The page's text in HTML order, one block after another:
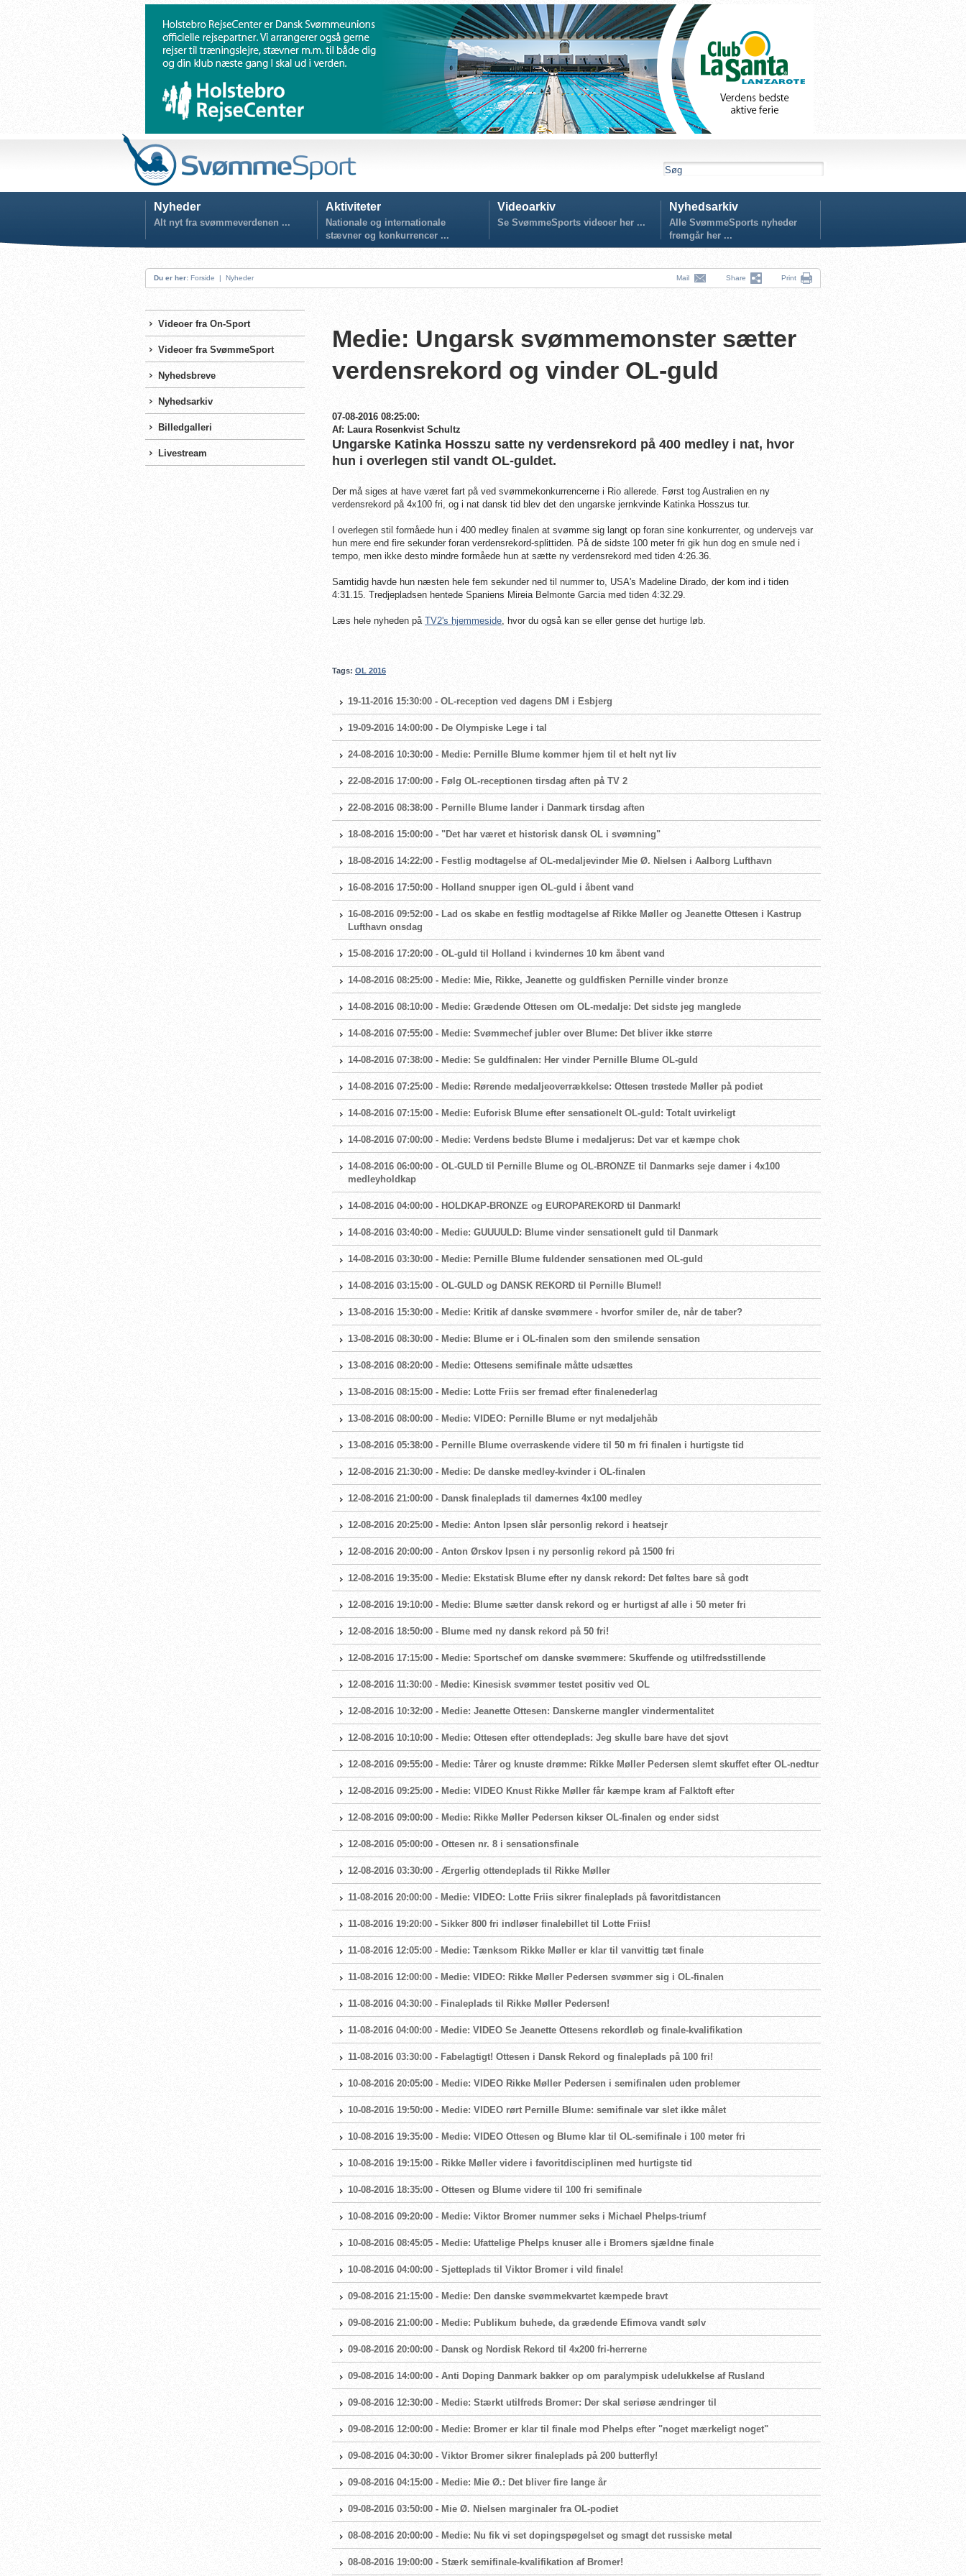
Nyheder
Alt nyt fra svømmeverdenen ...
Aktiviteter
Nationale og internationale
stævner og konkurrencer ...
Videoarkiv
Se SvømmeSports videoer her ...
Nyhedsarkiv
Alle SvømmeSports nyheder
fremgår her ...
Du er her: Forside | Nyheder Mail Share Print
Videoer fra On-Sport
Videoer fra SvømmeSport
Nyhedsbreve
Nyhedsarkiv
Billedgalleri
Livestream
Medie: Ungarsk svømmemonster sætter
verdensrekord og vinder OL-guld
07-08-2016 08:25:00:
Af: Laura Rosenkvist Schultz
Ungarske Katinka Hosszu satte ny verdensrekord på 400 medley i nat, hvor
hun i overlegen stil vandt OL-guldet.
Der må siges at have været fart på ved svømmekonkurrencerne i Rio allerede. Først tog Australien en ny
verdensrekord på 4x100 fri, og i nat dansk tid blev det den ungarske jernkvinde Katinka Hosszus tur.
I overlegen stil formåede hun i 400 medley finalen at svømme sig langt op foran sine konkurrenter, og undervejs var
hun mere end fire sekunder foran verdensrekord-splittiden. På de sidste 100 meter fri gik hun dog en smule ned i
tempo, men ikke desto mindre formåede hun at sætte ny verdensrekord med tiden 4:26.36.
Samtidig havde hun næsten hele fem sekunder ned til nummer to, USA's Madeline Dirado, der kom ind i tiden
4:31.15. Tredjepladsen hentede Spaniens Mireia Belmonte Garcia med tiden 4:32.29.
Læs hele nyheden på TV2's hjemmeside, hvor du også kan se eller gense det hurtige løb.
Tags: OL 2016
19-11-2016 15:30:00 - OL-reception ved dagens DM i Esbjerg
19-09-2016 14:00:00 - De Olympiske Lege i tal
24-08-2016 10:30:00 - Medie: Pernille Blume kommer hjem til et helt nyt liv
22-08-2016 17:00:00 - Følg OL-receptionen tirsdag aften på TV 2
22-08-2016 08:38:00 - Pernille Blume lander i Danmark tirsdag aften
18-08-2016 15:00:00 - "Det har været et historisk dansk OL i svømning"
18-08-2016 14:22:00 - Festlig modtagelse af OL-medaljevinder Mie Ø. Nielsen i Aalborg Lufthavn
16-08-2016 17:50:00 - Holland snupper igen OL-guld i åbent vand
16-08-2016 09:52:00 - Lad os skabe en festlig modtagelse af Rikke Møller og Jeanette Ottesen i Kastrup
Lufthavn onsdag
15-08-2016 17:20:00 - OL-guld til Holland i kvindernes 10 km åbent vand
14-08-2016 08:25:00 - Medie: Mie, Rikke, Jeanette og guldfisken Pernille vinder bronze
14-08-2016 08:10:00 - Medie: Grædende Ottesen om OL-medalje: Det sidste jeg manglede
14-08-2016 07:55:00 - Medie: Svømmechef jubler over Blume: Det bliver ikke større
14-08-2016 07:38:00 - Medie: Se guldfinalen: Her vinder Pernille Blume OL-guld
14-08-2016 07:25:00 - Medie: Rørende medaljeoverrækkelse: Ottesen trøstede Møller på podiet
14-08-2016 07:15:00 - Medie: Euforisk Blume efter sensationelt OL-guld: Totalt uvirkeligt
14-08-2016 07:00:00 - Medie: Verdens bedste Blume i medaljerus: Det var et kæmpe chok
14-08-2016 06:00:00 - OL-GULD til Pernille Blume og OL-BRONZE til Danmarks seje damer i 4x100
medleyholdkap
14-08-2016 04:00:00 - HOLDKAP-BRONZE og EUROPAREKORD til Danmark!
14-08-2016 03:40:00 - Medie: GUUUULD: Blume vinder sensationelt guld til Danmark
14-08-2016 03:30:00 - Medie: Pernille Blume fuldender sensationen med OL-guld
14-08-2016 03:15:00 - OL-GULD og DANSK REKORD til Pernille Blume!!
13-08-2016 15:30:00 - Medie: Kritik af danske svømmere - hvorfor smiler de, når de taber?
13-08-2016 08:30:00 - Medie: Blume er i OL-finalen som den smilende sensation
13-08-2016 08:20:00 - Medie: Ottesens semifinale måtte udsættes
13-08-2016 08:15:00 - Medie: Lotte Friis ser fremad efter finalenederlag
13-08-2016 08:00:00 - Medie: VIDEO: Pernille Blume er nyt medaljehåb
13-08-2016 05:38:00 - Pernille Blume overraskende videre til 50 m fri finalen i hurtigste tid
12-08-2016 21:30:00 - Medie: De danske medley-kvinder i OL-finalen
12-08-2016 21:00:00 - Dansk finaleplads til damernes 4x100 medley
12-08-2016 20:25:00 - Medie: Anton Ipsen slår personlig rekord i heatsejr
12-08-2016 20:00:00 - Anton Ørskov Ipsen i ny personlig rekord på 1500 fri
12-08-2016 19:35:00 - Medie: Ekstatisk Blume efter ny dansk rekord: Det føltes bare så godt
12-08-2016 19:10:00 - Medie: Blume sætter dansk rekord og er hurtigst af alle i 50 meter fri
12-08-2016 18:50:00 - Blume med ny dansk rekord på 50 fri!
12-08-2016 17:15:00 - Medie: Sportschef om danske svømmere: Skuffende og utilfredsstillende
12-08-2016 11:30:00 - Medie: Kinesisk svømmer testet positiv ved OL
12-08-2016 10:32:00 - Medie: Jeanette Ottesen: Danskerne mangler vindermentalitet
12-08-2016 10:10:00 - Medie: Ottesen efter ottendeplads: Jeg skulle bare have det sjovt
12-08-2016 09:55:00 - Medie: Tårer og knuste drømme: Rikke Møller Pedersen slemt skuffet efter OL-nedtur
12-08-2016 09:25:00 - Medie: VIDEO Knust Rikke Møller får kæmpe kram af Falktoft efter
12-08-2016 09:00:00 - Medie: Rikke Møller Pedersen kikser OL-finalen og ender sidst
12-08-2016 05:00:00 - Ottesen nr. 8 i sensationsfinale
12-08-2016 03:30:00 - Ærgerlig ottendeplads til Rikke Møller
11-08-2016 20:00:00 - Medie: VIDEO: Lotte Friis sikrer finaleplads på favoritdistancen
11-08-2016 19:20:00 - Sikker 800 fri indløser finalebillet til Lotte Friis!
11-08-2016 12:05:00 - Medie: Tænksom Rikke Møller er klar til vanvittig tæt finale
11-08-2016 12:00:00 - Medie: VIDEO: Rikke Møller Pedersen svømmer sig i OL-finalen
11-08-2016 04:30:00 - Finaleplads til Rikke Møller Pedersen!
11-08-2016 04:00:00 - Medie: VIDEO Se Jeanette Ottesens rekordløb og finale-kvalifikation
11-08-2016 03:30:00 - Fabelagtigt! Ottesen i Dansk Rekord og finaleplads på 100 fri!
10-08-2016 20:05:00 - Medie: VIDEO Rikke Møller Pedersen i semifinalen uden problemer
10-08-2016 19:50:00 - Medie: VIDEO rørt Pernille Blume: semifinale var slet ikke målet
10-08-2016 19:35:00 - Medie: VIDEO Ottesen og Blume klar til OL-semifinale i 100 meter fri
10-08-2016 19:15:00 - Rikke Møller videre i favoritdisciplinen med hurtigste tid
10-08-2016 18:35:00 - Ottesen og Blume videre til 100 fri semifinale
10-08-2016 09:20:00 - Medie: Viktor Bromer nummer seks i Michael Phelps-triumf
10-08-2016 08:45:05 - Medie: Ufattelige Phelps knuser alle i Bromers sjældne finale
10-08-2016 04:00:00 - Sjetteplads til Viktor Bromer i vild finale!
09-08-2016 21:15:00 - Medie: Den danske svømmekvartet kæmpede bravt
09-08-2016 21:00:00 - Medie: Publikum buhede, da grædende Efimova vandt sølv
09-08-2016 20:00:00 - Dansk og Nordisk Rekord til 4x200 fri-herrerne
09-08-2016 14:00:00 - Anti Doping Danmark bakker op om paralympisk udelukkelse af Rusland
09-08-2016 12:30:00 - Medie: Stærkt utilfreds Bromer: Der skal seriøse ændringer til
09-08-2016 12:00:00 - Medie: Bromer er klar til finale mod Phelps efter "noget mærkeligt noget"
09-08-2016 04:30:00 - Viktor Bromer sikrer finaleplads på 200 butterfly!
09-08-2016 04:15:00 - Medie: Mie Ø.: Det bliver fire lange år
09-08-2016 03:50:00 - Mie Ø. Nielsen marginaler fra OL-podiet
08-08-2016 20:00:00 - Medie: Nu fik vi set dopingspøgelset og smagt det russiske metal
08-08-2016 19:00:00 - Stærk semifinale-kvalifikation af Bromer!